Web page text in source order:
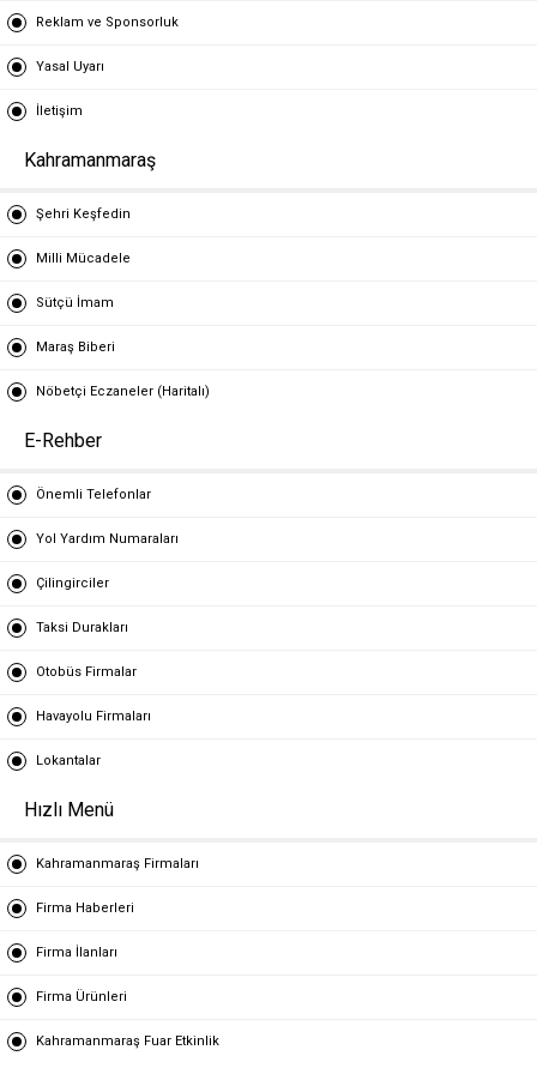
Reklam ve Sponsorluk
Yasal Uyarı
İletişim
Kahramanmaraş
Şehri Keşfedin
Milli Mücadele
Sütçü İmam
Maraş Biberi
Nöbetçi Eczaneler (Haritalı)
E-Rehber
Önemli Telefonlar
Yol Yardım Numaraları
Çilingirciler
Taksi Durakları
Otobüs Firmalar
Havayolu Firmaları
Lokantalar
Hızlı Menü
Kahramanmaraş Firmaları
Firma Haberleri
Firma İlanları
Firma Ürünleri
Kahramanmaraş Fuar Etkinlik